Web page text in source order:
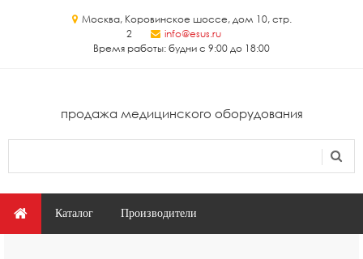
Москва, Коровинское шоссе, дом 10, стр.
2
info@esus.ru
Время работы: будни с 9:00 до 18:00
продажа медицинского оборудования
Главное меню
Каталог Производители